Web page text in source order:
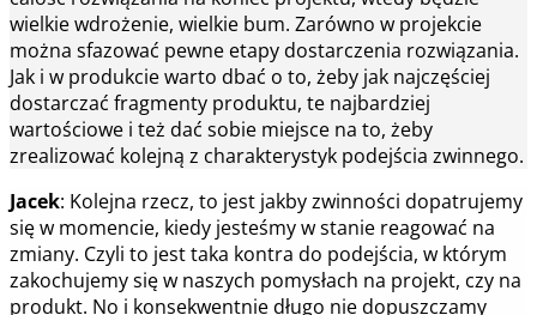
wielkie wdrożenie, wielkie bum. Zarówno w projekcie
można sfazować pewne etapy dostarczenia rozwiązania.
Jak i w produkcie warto dbać o to, żeby jak najczęściej
dostarczać fragmenty produktu, te najbardziej
wartościowe i też dać sobie miejsce na to, żeby
zrealizować kolejną z charakterystyk podejścia zwinnego.
Jacek: Kolejna rzecz, to jest jakby zwinności dopatrujemy
się w momencie, kiedy jesteśmy w stanie reagować na
zmiany. Czyli to jest taka kontra do podejścia, w którym
zakochujemy się w naszych pomysłach na projekt, czy na
produkt. No i konsekwentnie długo nie dopuszczamy